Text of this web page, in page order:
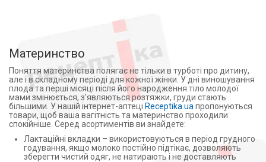
Материнство
Поняття материнства полягає не тільки в турботі про дитину,
але і в складному періоді для кожної жінки. У дні виношування
плода та перші місяці після його народження тіло молодої
мами змінюється, з'являються розтяжки, груди стають
більшими. У нашій інтернет-аптеці Receptika.uaпропонуються
товари, щоб ваша вагітність та материнство проходили
спокійніше. Серед асортиментів ви знайдете:
Лактаційні вкладки – використовуються в період грудного
годування, якщо молоко постійно підтікає, дозволяють
зберегти чистий одяг, не натирають і не доставляють